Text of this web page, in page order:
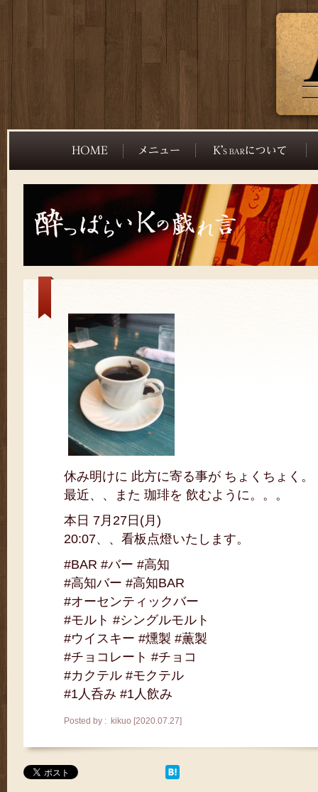
休み明けに 此方に寄る事が ちょくちょく。
最近、、また 珈琲を 飲むように。。。
本日 7月27日(月)
20:07、、看板点燈いたします。
#BAR #バー #高知
#高知バー #高知BAR
#オーセンティックバー
#モルト #シングルモルト
#ウイスキー #燻製 #薫製
#チョコレート #チョコ
#カクテル #モクテル
#1人呑み #1人飲み
Posted by : kikuo [2020.07.27]